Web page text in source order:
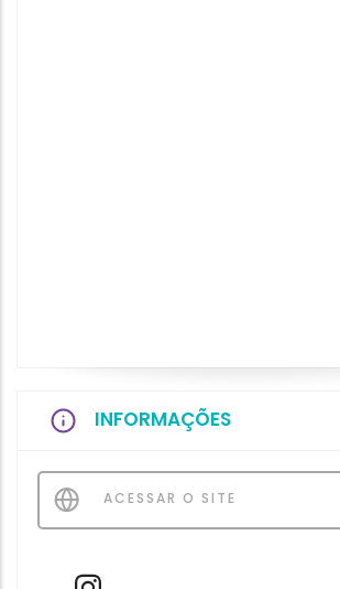
INFORMAÇÕES
ACESSAR O SITE